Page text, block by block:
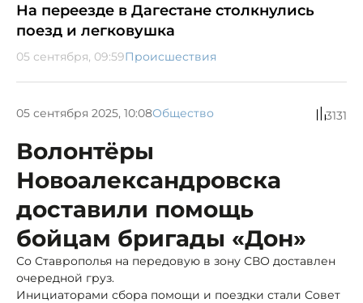
На переезде в Дагестане столкнулись
поезд и легковушка
05 сентября, 09:59Происшествия
05 сентября 2025, 10:08Общество 3131
Волонтёры
Новоалександровска
доставили помощь
бойцам бригады «Дон»
Со Ставрополья на передовую в зону СВО доставлен
очередной груз.
Инициаторами сбора помощи и поездки стали Совет